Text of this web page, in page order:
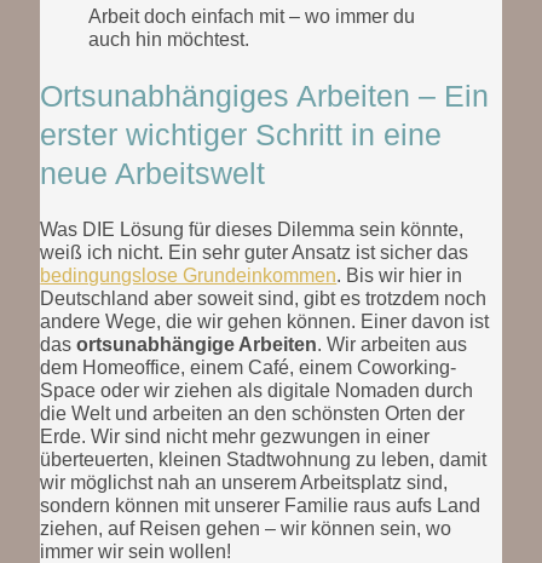
Arbeit doch einfach mit – wo immer du
auch hin möchtest.
Ortsunabhängiges Arbeiten – Ein
erster wichtiger Schritt in eine
neue Arbeitswelt
Was DIE Lösung für dieses Dilemma sein könnte,
weiß ich nicht. Ein sehr guter Ansatz ist sicher das
bedingungslose Grundeinkommen . Bis wir hier in
Deutschland aber soweit sind, gibt es trotzdem noch
andere Wege, die wir gehen können. Einer davon ist
dasortsunabhängige Arbeiten . Wir arbeiten aus
dem Homeoffice, einem Café, einem Coworking-
Space oder wir ziehen als digitale Nomaden durch
die Welt und arbeiten an den schönsten Orten der
Erde. Wir sind nicht mehr gezwungen in einer
überteuerten, kleinen Stadtwohnung zu leben, damit
wir möglichst nah an unserem Arbeitsplatz sind,
sondern können mit unserer Familie raus aufs Land
ziehen, auf Reisen gehen – wir können sein, wo
immer wir sein wollen!